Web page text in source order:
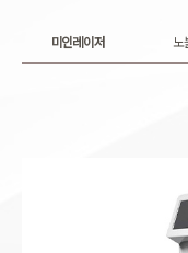
미인레이저 노